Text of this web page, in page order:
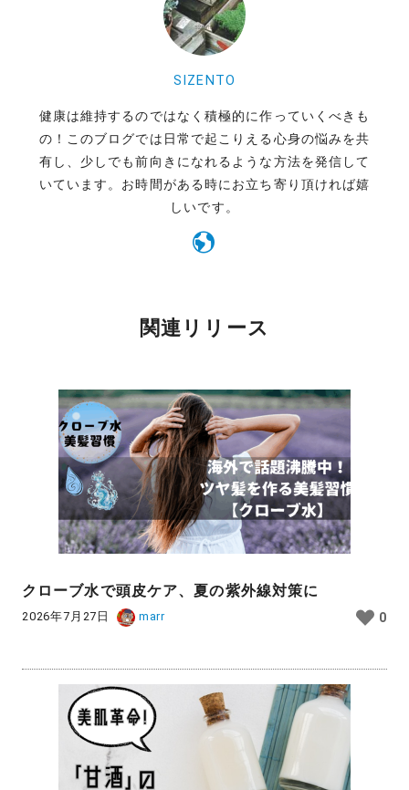
SIZENTO
健康は維持するのではなく積極的に作っていくべきも
の！このブログでは日常で起こりえる心身の悩みを共
有し、少しでも前向きになれるような方法を発信して
いています。お時間がある時にお立ち寄り頂ければ嬉
しいです。
関連リリース
クローブ水で頭皮ケア、夏の紫外線対策に
2026年7月27日 marr 0